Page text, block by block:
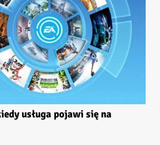
usługa pojawi się na